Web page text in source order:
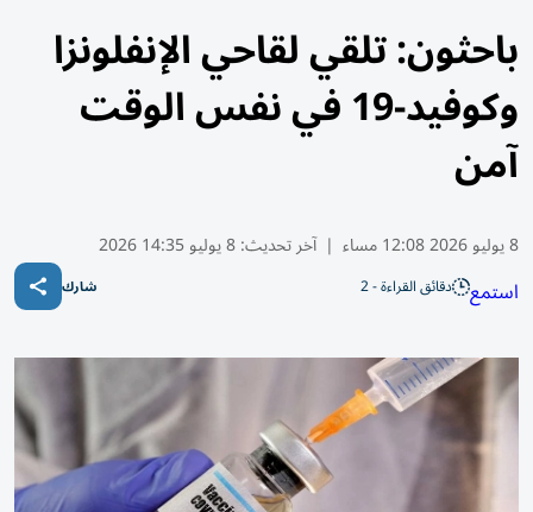
باحثون: تلقي لقاحي الإنفلونزا
وكوفيد-19 في نفس الوقت
آمن
8 يوليو 2026 12:08 مساء | آخر تحديث:8 يوليو 14:35 2026
استمع دقائق القراءة - 2 شارك